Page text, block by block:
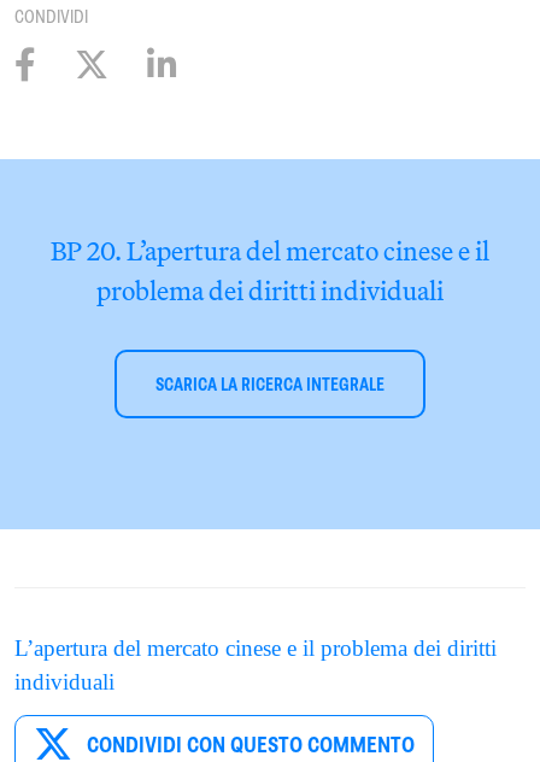
CONDIVIDI
BP 20. L’apertura del mercato cinese e il
problema dei diritti individuali
SCARICA LA RICERCA INTEGRALE
L’apertura del mercato cinese e il problema dei diritti
individuali
CONDIVIDI CON QUESTO COMMENTO